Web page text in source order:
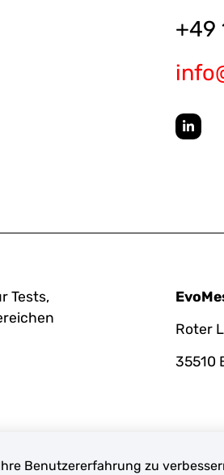
+49
Tests,
Roter
35510
Benutzererfahrung zu